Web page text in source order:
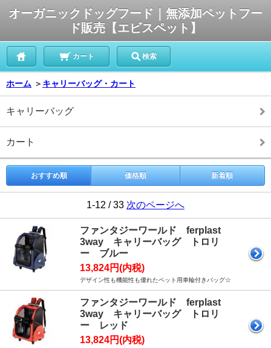
オーガニックドッグフード｜無添加ペットフー
ド販売【エビスペット】
カート 検索
ホーム ＞ キャリーバッグ・カート
キャリーバッグ
カート
おすすめ順 価格順 新着順
1-12 / 33 次のページへ
ファンタジーワールド ferplast
3way キャリーバッグ トロリ
ー ブルー
13,824円(内税)
デザイン性も機能性も優れたペット用車輪付きバッグ☆
ファンタジーワールド ferplast
3way キャリーバッグ トロリ
ー レッド
13,824円(内税)